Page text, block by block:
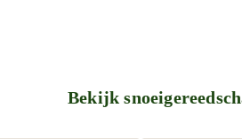
Bekijk